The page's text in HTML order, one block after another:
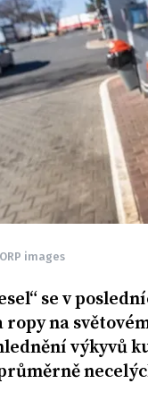
images
se v
ropy na
výkyvů